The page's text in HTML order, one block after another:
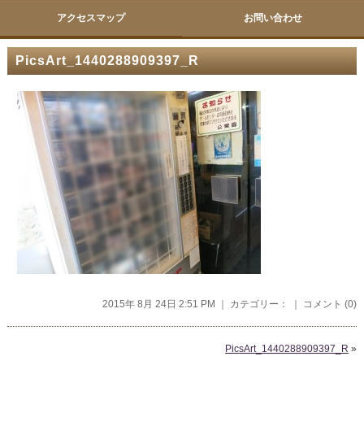
アクセスマップ お問い合わせ
PicsArt_1440288909397_R
2015年 8月 24日 2:51 PM ｜ カテゴリー： ｜ コメント (0)
PicsArt_1440288909397_R »